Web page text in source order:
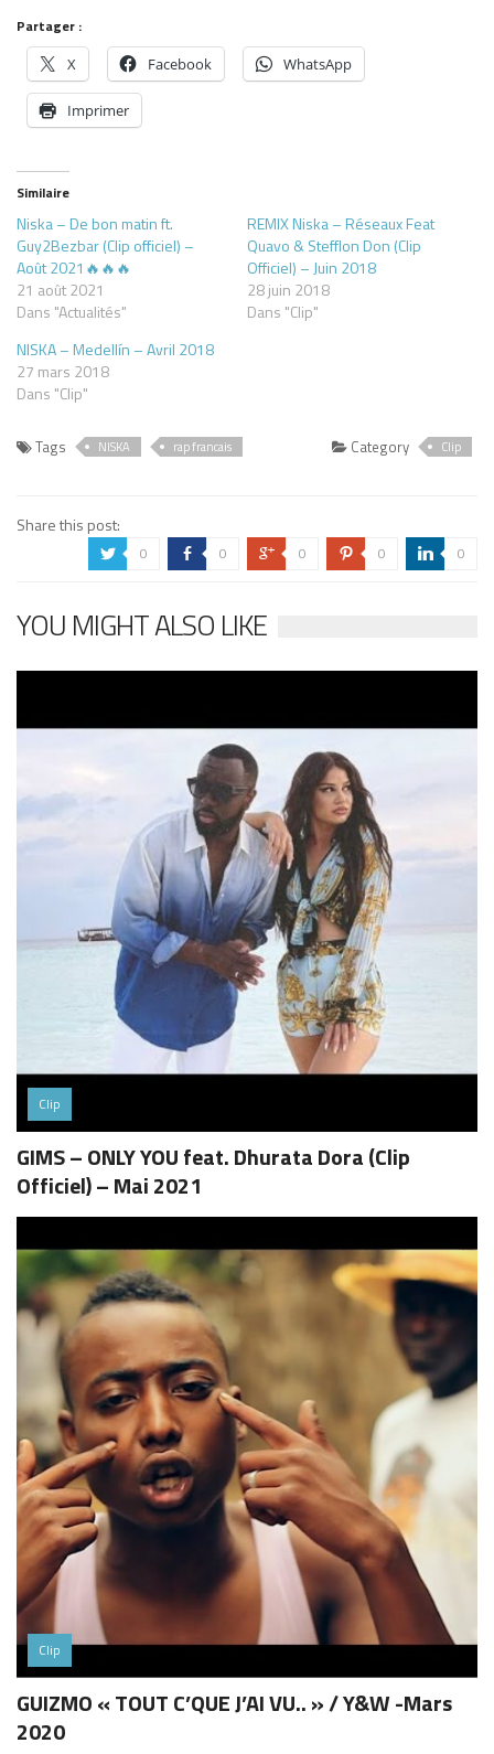
Partager :
X Facebook WhatsApp
Imprimer
Similaire
Niska – De bon matin ft.
Guy2Bezbar (Clip officiel) –
Août 2021🔥🔥🔥
21 août 2021
Dans "Actualités"
REMIX Niska – Réseaux Feat
Quavo & Stefflon Don (Clip
Officiel) – Juin 2018
28 juin 2018
Dans "Clip"
NISKA – Medellín – Avril 2018
27 mars 2018
Dans "Clip"
Tags NISKA rap francais Category Clip
Share this post:
a 0 b 0 c 0 d 0 j 0
YOU MIGHT ALSO LIKE
Clip
GIMS – ONLY YOU feat. Dhurata Dora (Clip
Officiel) – Mai 2021
Clip
GUIZMO « TOUT C’QUE J’AI VU.. » / Y&W -Mars
2020